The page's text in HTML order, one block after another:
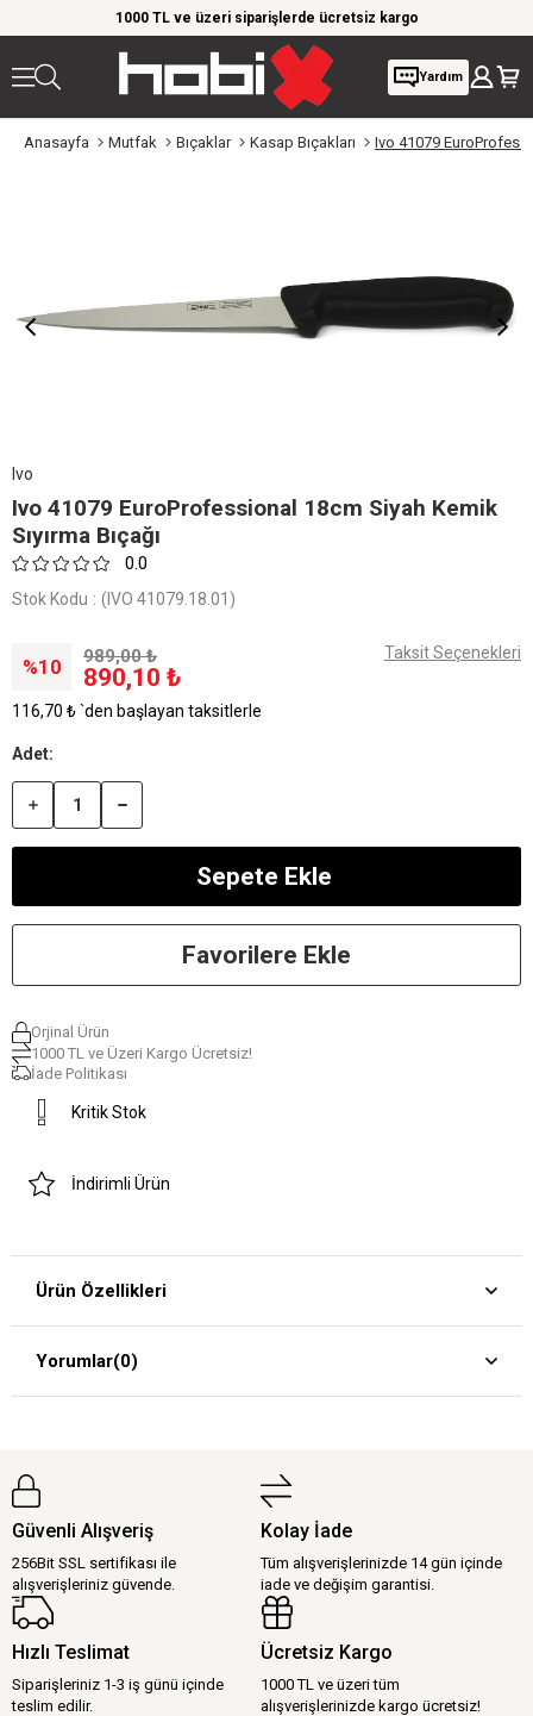
1000 TL ve üzeri siparişlerde ücretsiz kargo
Yardım
Anasayfa Mutfak Bıçaklar Kasap Bıçakları
Ivo
Ivo 41079 EuroProfessional 18cm Siyah Kemik
Sıyırma Bıçağı
0.0
Stok Kodu (IVO 41079.18.01)
10 989,00 ₺
890,10 ₺
Taksit Seçenekleri
116,70 ₺`den başlayan taksitlerle
Favorilere Ekle
Orjinal Ürün
1000 TL ve Üzeri Kargo Ücretsiz!
İade Politikası
Kritik Stok
İndirimli Ürün
Ürün Özellikleri
Yorumlar(0)
Güvenli Alışveriş
256Bit SSL sertifikası ile
alışverişleriniz güvende.
Kolay İade
Tüm alışverişlerinizde 14 gün içinde
iade ve değişim garantisi.
Hızlı Teslimat
Siparişleriniz 1-3 iş günü içinde
teslim edilir.
Ücretsiz Kargo
1000 TL ve üzeri tüm
alışverişlerinizde kargo ücretsiz!